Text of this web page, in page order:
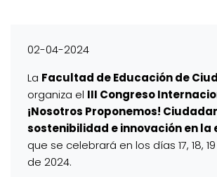
02-04-2024
La Facultad de Educación de
organiza el III Congreso
¡Nosotros Proponemos!
sostenibilidad e innovación en la
que se celebrará en los días 17, 18,
de 2024.